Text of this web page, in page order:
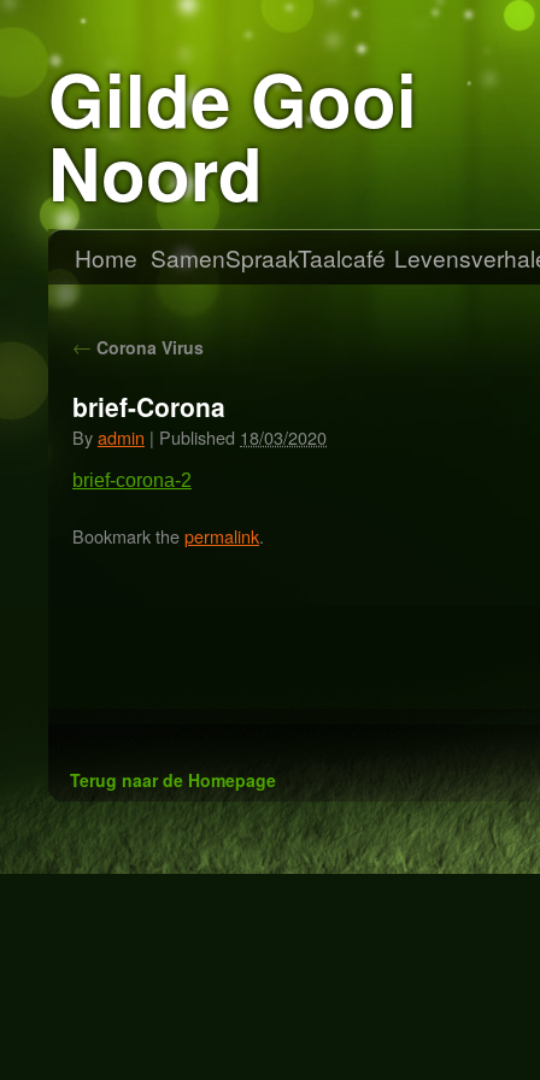
Gilde Gooi
Noord
Home SamenSpraakTaalcafé
← Corona Virus
brief-Corona
Byadmin | Published 18/03/2020
brief-corona-2
Bookmark thepermalink.
Terug naar de Homepage